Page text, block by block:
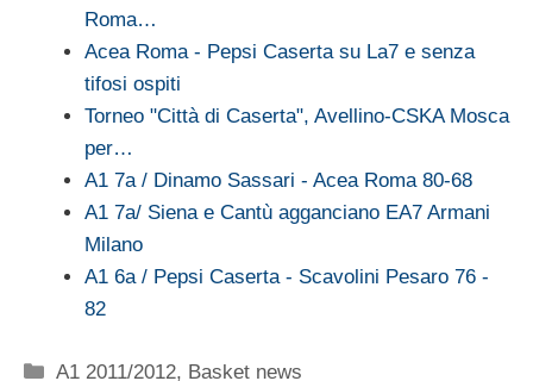
Roma…
Acea Roma - Pepsi Caserta su La7 e senza
tifosi ospiti
Torneo "Città di Caserta", Avellino-CSKA Mosca
per…
A1 7a / Dinamo Sassari - Acea Roma 80-68
A1 7a/ Siena e Cantù agganciano EA7 Armani
Milano
A1 6a / Pepsi Caserta - Scavolini Pesaro 76 -
82
Categorie
A1 2011/2012, Basket news